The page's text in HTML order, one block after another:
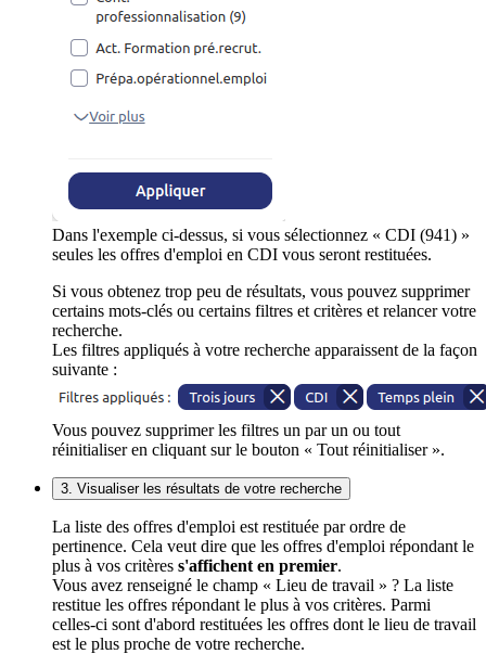
Dans l'exemple ci-dessus, si vous sélectionnez « CDI (941) »
seules les offres d'emploi en CDI vous seront restituées.
Si vous obtenez trop peu de résultats, vous pouvez supprimer
certains mots-clés ou certains filtres et critères et relancer votre
recherche.
Les filtres appliqués à votre recherche apparaissent de la façon
suivante :
Vous pouvez supprimer les filtres un par un ou tout
réinitialiser en cliquant sur le bouton « Tout réinitialiser ».
3. Visualiser les résultats de votre recherche
La liste des offres d'emploi est restituée par ordre de
pertinence. Cela veut dire que les offres d'emploi répondant le
plus à vos critères s'affichent en premier.
Vous avez renseigné le champ « Lieu de travail » ? La liste
restitue les offres répondant le plus à vos critères. Parmi
celles-ci sont d'abord restituées les offres dont le lieu de travail
est le plus proche de votre recherche.